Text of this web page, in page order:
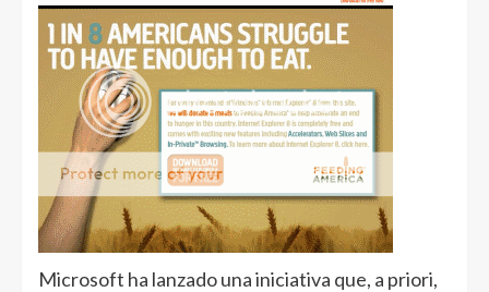
Microsoft ha lanzado una iniciativa que, a priori,